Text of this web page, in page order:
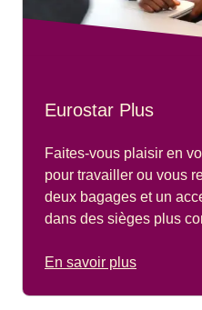
Eurostar Plus
Faites-vous plaisir en
pour travailler ou vous
deux bagages et un
dans des sièges plus
En savoir plus